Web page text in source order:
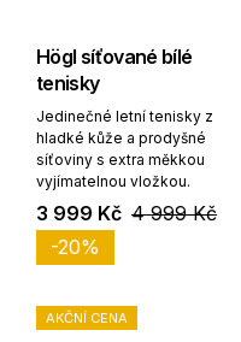
Högl síťované bílé
tenisky
Jedinečné letní tenisky z
hladké kůže a prodyšné
síťoviny s extra měkkou
vyjímatelnou vložkou.
3 999 Kč 4 999 Kč
-20%
AKČNÍ CENA